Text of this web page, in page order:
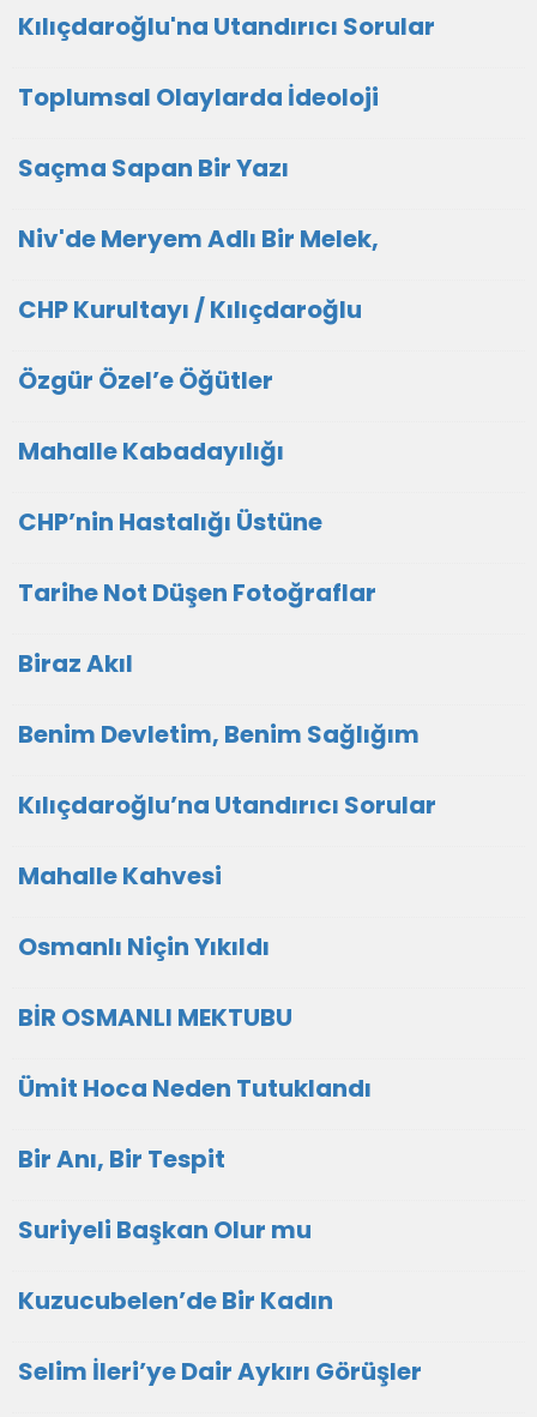
Kılıçdaroğlu'na Utandırıcı Sorular
Toplumsal Olaylarda İdeoloji
Saçma Sapan Bir Yazı
Niv'de Meryem Adlı Bir Melek,
CHP Kurultayı / Kılıçdaroğlu
Özgür Özel’e Öğütler
Mahalle Kabadayılığı
CHP’nin Hastalığı Üstüne
Tarihe Not Düşen Fotoğraflar
Biraz Akıl
Benim Devletim, Benim Sağlığım
Kılıçdaroğlu’na Utandırıcı Sorular
Mahalle Kahvesi
Osmanlı Niçin Yıkıldı
BİR OSMANLI MEKTUBU
Ümit Hoca Neden Tutuklandı
Bir Anı, Bir Tespit
Suriyeli Başkan Olur mu
Kuzucubelen’de Bir Kadın
Selim İleri’ye Dair Aykırı Görüşler